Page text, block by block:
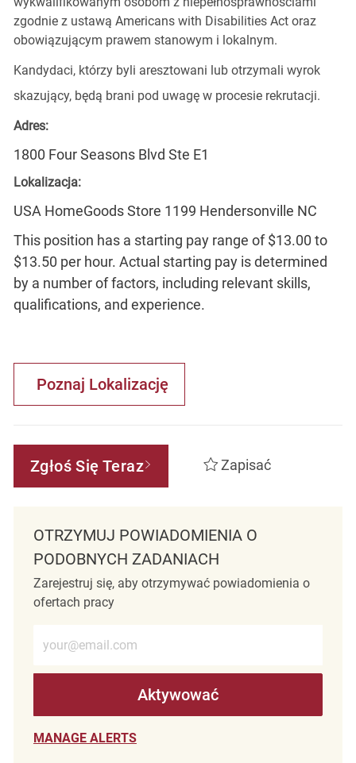
zgodnie z ustawą Americans with Disabilities Act oraz
obowiązującym prawem stanowym i lokalnym.
Kandydaci, którzy byli aresztowani lub otrzymali wyrok
skazujący, będą brani pod uwagę w procesie rekrutacji.
Adres:
1800 Four Seasons Blvd Ste E1
Lokalizacja:
USA HomeGoods Store 1199 Hendersonville NC
This position has a starting pay range of $13.00 to
$13.50 per hour. Actual starting pay is determined
by a number of factors, including relevant skills,
qualifications, and experience.
Poznaj Lokalizację
Zgłoś Się Teraz Zapisać
OTRZYMUJ POWIADOMIENIA O
PODOBNYCH ZADANIACH
Zarejestruj się, aby otrzymywać powiadomienia o
ofertach pracy
Aktywować
MANAGE ALERTS